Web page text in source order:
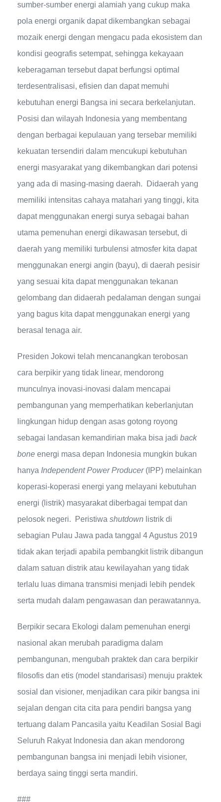
sumber-sumber energi alamiah yang cukup maka
pola energi organik dapat dikembangkan sebagai
mozaik energi dengan mengacu pada ekosistem dan
kondisi geografis setempat, sehingga kekayaan
keberagaman tersebut dapat berfungsi optimal
terdesentralisasi, efisien dan dapat memuhi
kebutuhan energi Bangsa ini secara berkelanjutan.
Posisi dan wilayah Indonesia yang membentang
dengan berbagai kepulauan yang tersebar memiliki
kekuatan tersendiri dalam mencukupi kebutuhan
energi masyarakat yang dikembangkan dari potensi
yang ada di masing-masing daerah. Didaerah yang
memiliki intensitas cahaya matahari yang tinggi, kita
dapat menggunakan energi surya sebagai bahan
utama pemenuhan energi dikawasan tersebut, di
daerah yang memiliki turbulensi atmosfer kita dapat
menggunakan energi angin (bayu), di daerah pesisir
yang sesuai kita dapat menggunakan tekanan
gelombang dan didaerah pedalaman dengan sungai
yang bagus kita dapat menggunakan energi yang
berasal tenaga air.
Presiden Jokowi telah mencanangkan terobosan
cara berpikir yang tidak linear, mendorong
munculnya inovasi-inovasi dalam mencapai
pembangunan yang memperhatikan keberlanjutan
lingkungan hidup dengan asas gotong royong
sebagai landasan kemandirian maka bisa jadi back
bone energi masa depan Indonesia mungkin bukan
hanya Independent Power Producer(IPP) melainkan
koperasi-koperasi energi yang melayani kebutuhan
energi (listrik) masyarakat diberbagai tempat dan
pelosok negeri. Peristiwa shutdown listrik di
sebagian Pulau Jawa pada tanggal 4 Agustus 2019
tidak akan terjadi apabila pembangkit listrik dibangun
dalam satuan distrik atau kewilayahan yang tidak
terlalu luas dimana transmisi menjadi lebih pendek
serta mudah dalam pengawasan dan perawatannya.
Berpikir secara Ekologi dalam pemenuhan energi
nasional akan merubah paradigma dalam
pembangunan, mengubah praktek dan cara berpikir
filosofis dan etis (model standarisasi) menuju praktek
sosial dan visioner, menjadikan cara pikir bangsa ini
sejalan dengan cita cita para pendiri bangsa yang
tertuang dalam Pancasila yaitu Keadilan Sosial Bagi
Seluruh Rakyat Indonesia dan akan mendorong
pembangunan bangsa ini menjadi lebih visioner,
berdaya saing tinggi serta mandiri.
###